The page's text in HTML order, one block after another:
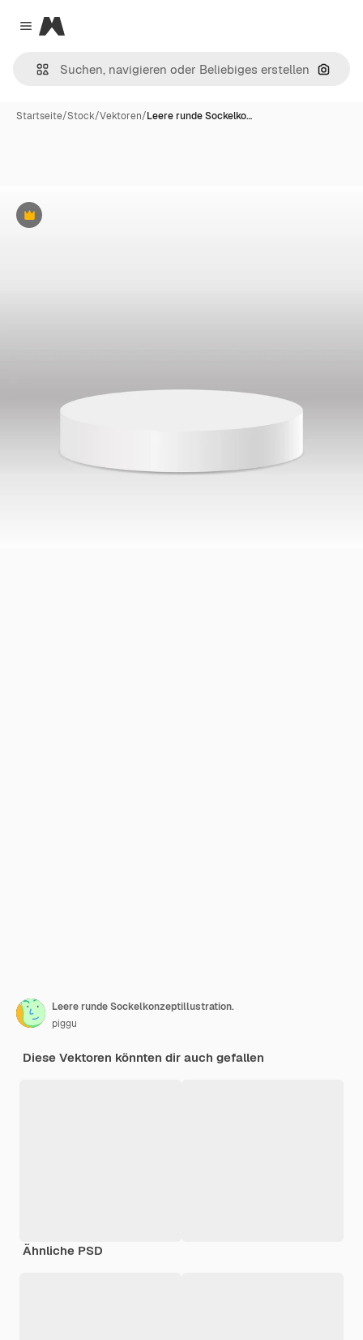
Close menu
Magnific
Nach
Startseite/Stock/Vektoren/Leere runde Sockelko…
Premium
Leere runde Sockelkonzeptillustration.
piggu
Diese Vektoren könnten dir auch gefallen
Ähnliche PSD